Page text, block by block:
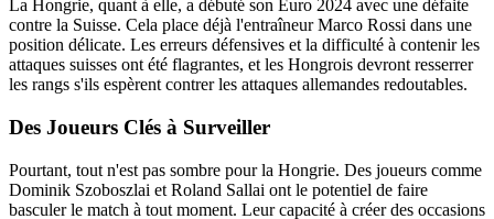
La Hongrie, quant à elle, a débuté son Euro 2024 avec une défaite
contre la Suisse. Cela place déjà l'entraîneur Marco Rossi dans une
position délicate. Les erreurs défensives et la difficulté à contenir les
attaques suisses ont été flagrantes, et les Hongrois devront resserrer
les rangs s'ils espèrent contrer les attaques allemandes redoutables.
Des Joueurs Clés à Surveiller
Pourtant, tout n'est pas sombre pour la Hongrie. Des joueurs comme
Dominik Szoboszlai et Roland Sallai ont le potentiel de faire
basculer le match à tout moment. Leur capacité à créer des occasions